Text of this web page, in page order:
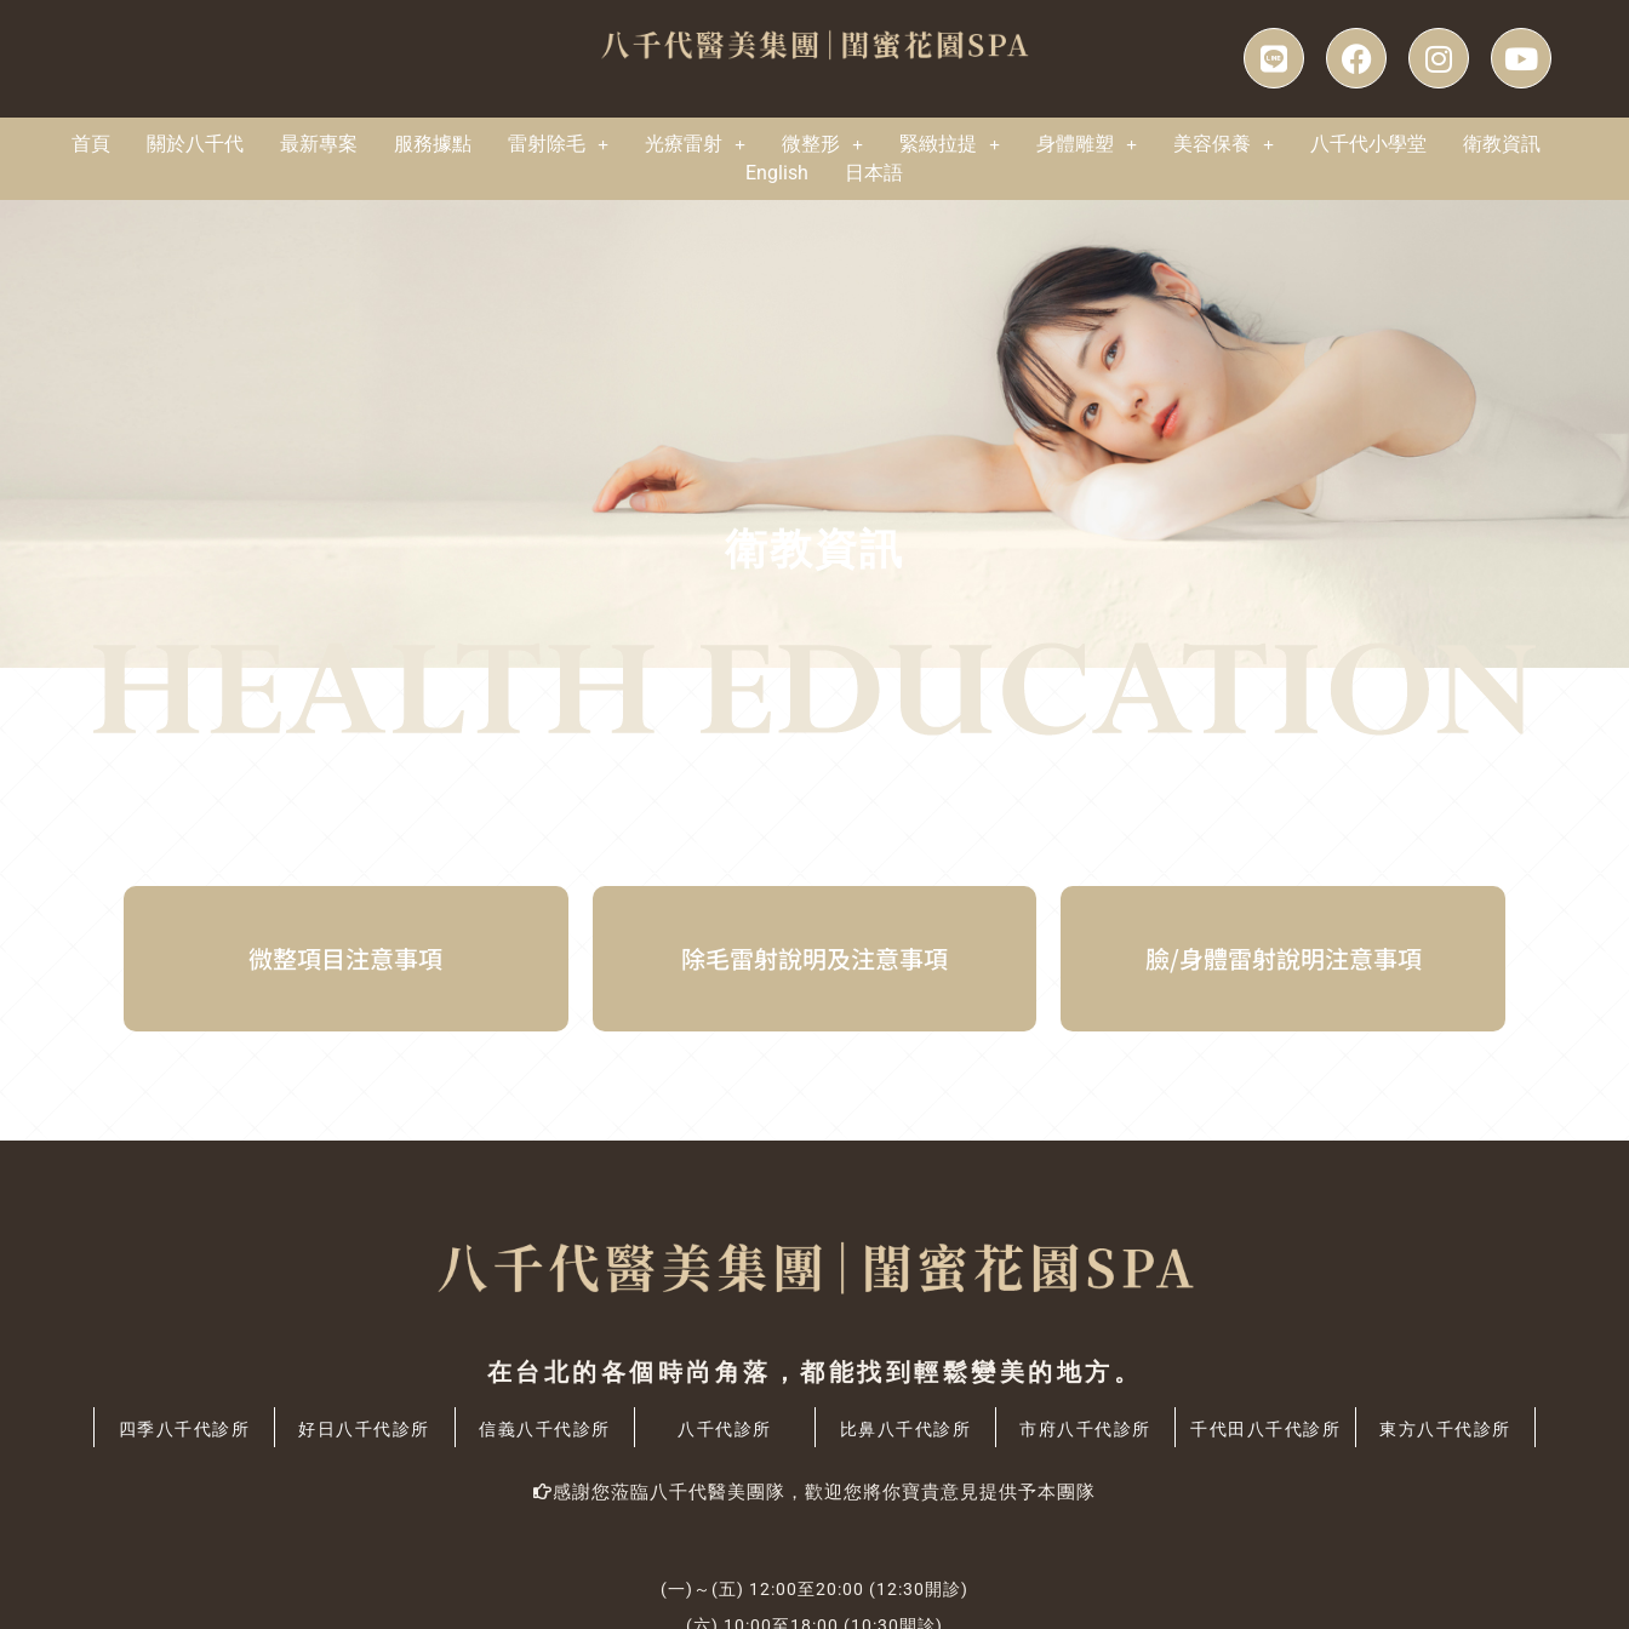
首頁 關於八千代 最新專案 服務據點 雷射除毛 光療雷射 微整形 緊緻拉提 身體雕塑 美容保養 八千代小學堂
衛教資訊
English
日本語
衛教資訊
微整項目注意事項 除毛雷射說明及注意事項 臉/身體雷射說明注意事項
在台北的各個時尚角落，都能找到輕鬆變美的地方。
四季八千代診所 好日八千代診所 信義八千代診所 八千代診所 比鼻八千代診所 市府八千代診所 千代田八千代診所 東方八千代診所
感謝您蒞臨八千代醫美團隊，歡迎您將你寶貴意見提供予本團隊
(一)～(五) 12:00至20:00 (12:30開診)